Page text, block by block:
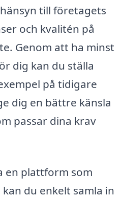
till företagets
och kvalitén på
Genom att ha minst
dig kan du ställa
på tidigare
dig en bättre känsla
passar dina krav
en plattform som
du enkelt samla in